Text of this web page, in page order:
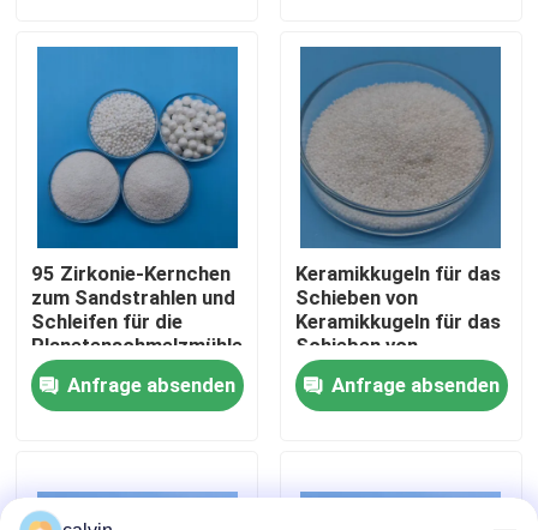
Qualitätskontrolle
Kontakt
Referenzen
Keramische startende Medien
Keramisches startendes Scheuermittel
95 Zirkonie-Kernchen
zum Sandstrahlen und
Schleifen für die
Planetenschmelzmühle
Anfrage absenden
Keramikkugeln für das
Schieben von
Keramikkugeln für das
Schieben von
Keramikkugeln
B120/B60/B40
Anfrage absenden